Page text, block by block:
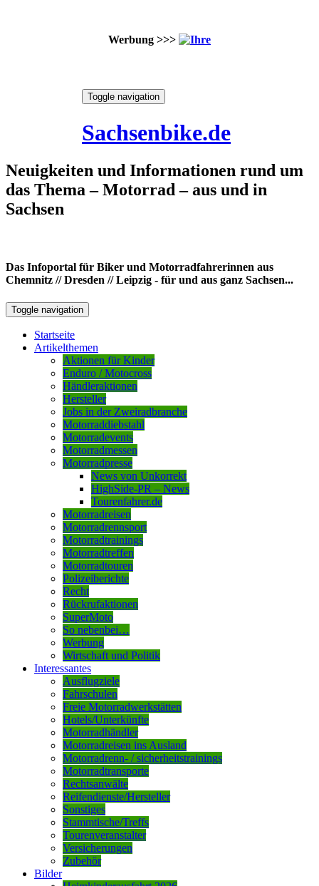
Werbung >>>
Toggle navigation
Sachsenbike.de
Neuigkeiten und Informationen rund um
das Thema – Motorrad – aus und in
Sachsen
Das Infoportal für Biker und Motorradfahrerinnen aus
Chemnitz // Dresden // Leipzig - für und aus ganz Sachsen...
Toggle navigation
Startseite
Artikelthemen
Aktionen für Kinder
Enduro / Motocross
Händleraktionen
Hersteller
Jobs in der Zweiradbranche
Motorraddiebstahl
Motorradevents
Motorradmessen
Motorradpresse
News von Unkorrekt
HighSide-PR – News
Tourenfahrer.de
Motorradreisen
Motorradrennsport
Motorradtrainings
Motorradtreffen
Motorradtouren
Polizeiberichte
Recht
Rückrufaktionen
SuperMoto
So nebenbei…
Werbung
Wirtschaft und Politik
Interessantes
Ausflugziele
Fahrschulen
Freie Motorradwerkstätten
Hotels/Unterkünfte
Motorradhändler
Motorradreisen ins Ausland
Motorradrenn- / sicherheitstrainings
Motorradtransporte
Rechtsanwälte
Reifendienste/Hersteller
Sonstiges
Stammtische/Treffs
Tourenveranstalter
Versicherungen
Zubehör
Bilder